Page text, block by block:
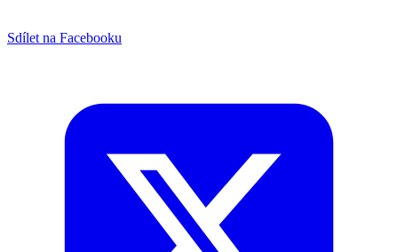
Sdílet na Facebooku